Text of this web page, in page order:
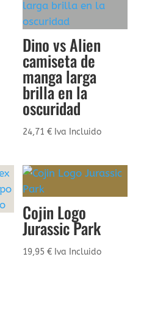
Dino vs Alien
camiseta de
manga larga
brilla en la
oscuridad
24,71€ Iva Incluido
Cojin Logo
Jurassic Park
19,95€ Iva Incluido